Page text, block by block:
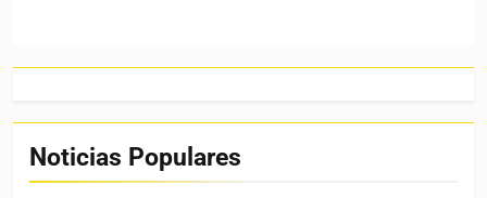
Noticias Populares